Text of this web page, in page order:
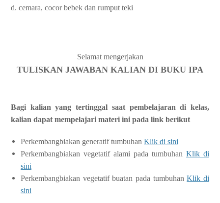
d. cemara, cocor bebek dan rumput teki
Selamat mengerjakan
TULISKAN JAWABAN KALIAN DI BUKU IPA
Bagi kalian yang tertinggal saat pembelajaran di kelas,
kalian dapat mempelajari materi ini pada link berikut
Perkembangbiakan generatif tumbuhan Klik di sini
Perkembangbiakan vegetatif alami pada tumbuhan Klik di
sini
Perkembangbiakan vegetatif buatan pada tumbuhanKlik di
sini